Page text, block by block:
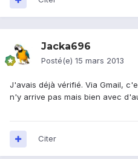
Jacka696
Posté(e) 15 mars 2013
J'avais déjà vérifié. Via Gmail,
n'y arrive pas mais bien avec
Citer